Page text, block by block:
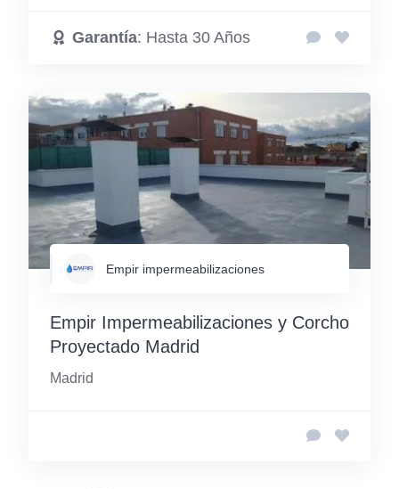
Garantía: Hasta 30 Años
Empir impermeabilizaciones
Empir Impermeabilizaciones y Corcho
Proyectado Madrid
Madrid